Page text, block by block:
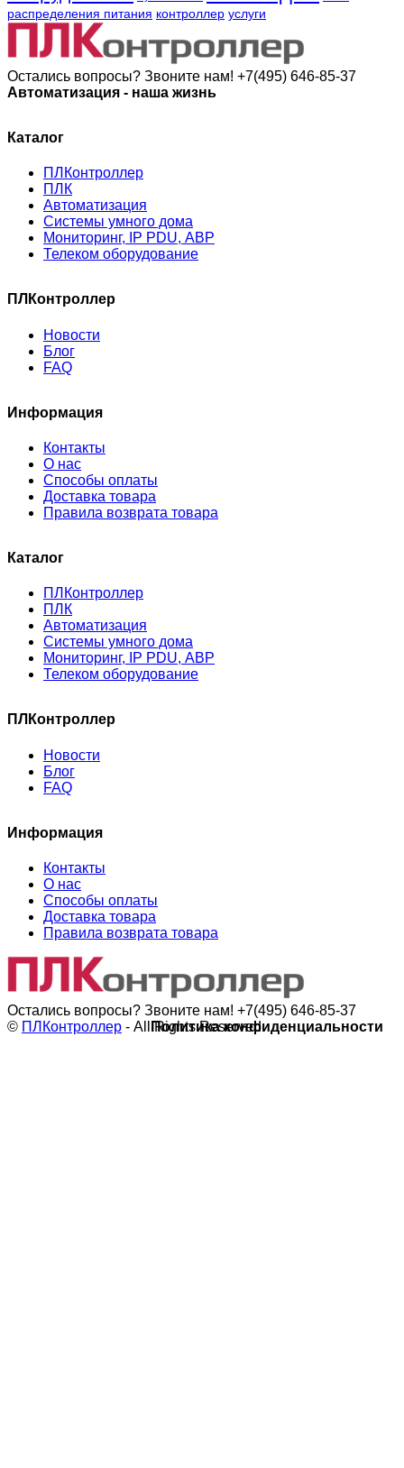
распределения питания контроллер услуги
Остались вопросы? Звоните нам! +7(495) 646-85-37
Автоматизация - наша жизнь
Каталог
ПЛКонтроллер
ПЛК
Автоматизация
Системы умного дома
Мониторинг, IP PDU, АВР
Телеком оборудование
ПЛКонтроллер
Новости
Блог
FAQ
Информация
Контакты
О нас
Способы оплаты
Доставка товара
Правила возврата товара
Каталог
ПЛКонтроллер
ПЛК
Автоматизация
Системы умного дома
Мониторинг, IP PDU, АВР
Телеком оборудование
ПЛКонтроллер
Новости
Блог
FAQ
Информация
Контакты
О нас
Способы оплаты
Доставка товара
Правила возврата товара
Остались вопросы? Звоните нам! +7(495) 646-85-37
© ПЛКонтроллер - All Rights Reserved
Политика конфиденциальности